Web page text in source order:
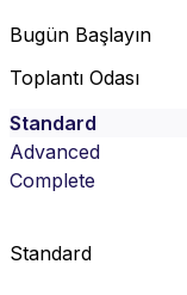
Bugün Başlayın
Toplantı Odası
Standard
Advanced
Complete
Standard